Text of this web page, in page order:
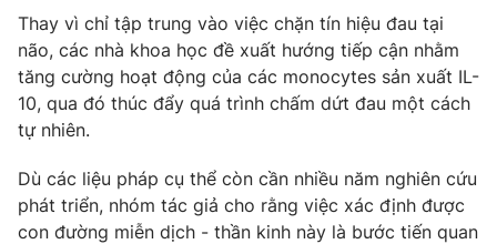
Thay vì chỉ tập trung vào việc chặn tín hiệu đau tại
não, các nhà khoa học đề xuất hướng tiếp cận nhằm
tăng cường hoạt động của các monocytes sản xuất IL-
10, qua đó thúc đẩy quá trình chấm dứt đau một cách
tự nhiên.
Dù các liệu pháp cụ thể còn cần nhiều năm nghiên cứu
phát triển, nhóm tác giả cho rằng việc xác định được
con đường miễn dịch - thần kinh này là bước tiến quan